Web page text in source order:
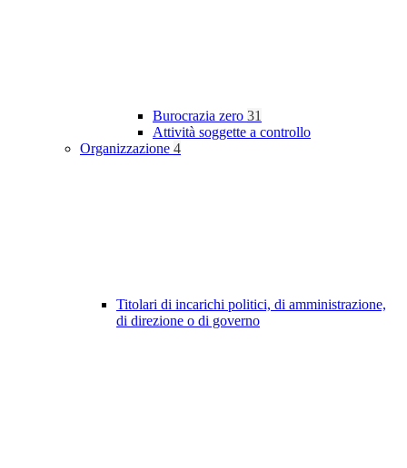
Burocrazia zero 31
Attività soggette a controllo
Organizzazione 4
Titolari di incarichi politici, di amministrazione,
di direzione o di governo